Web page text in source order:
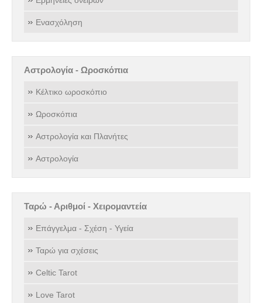
Ενασχόληση
Αστρολογία - Ωροσκόπια
Κέλτικο ωροσκόπιο
Ωροσκόπια
Αστρολογία και Πλανήτες
Αστρολογία
Ταρώ - Αριθμοί - Χειρομαντεία
Επάγγελμα - Σχέση - Υγεία
Ταρώ για σχέσεις
Celtic Tarot
Love Tarot